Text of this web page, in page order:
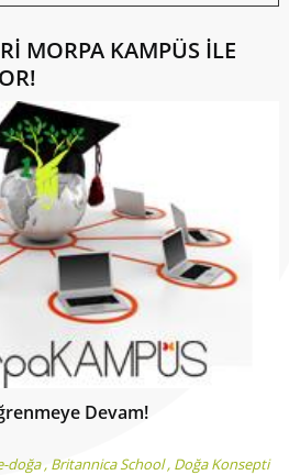
MORPA KAMPÜS İLE
Devam!
doğa, Britannica School, Doğa Konsepti